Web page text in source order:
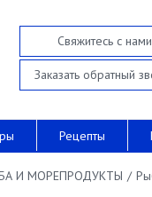
Свяжитесь с нами
Заказать обратный
Рецепты
И МОРЕПРОДУКТЫ /